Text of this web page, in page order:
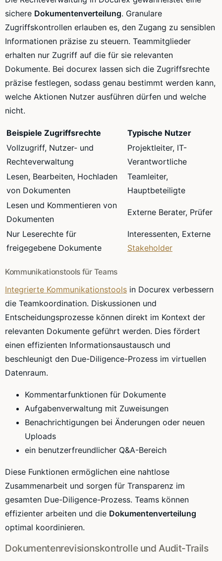
sichere Dokumentenverteilung. Granulare
Zugriffskontrollen erlauben es, den Zugang zu sensiblen
Informationen präzise zu steuern. Teammitglieder
erhalten nur Zugriff auf die für sie relevanten
Dokumente. Bei docurex lassen sich die Zugriffsrechte
präzise festlegen, sodass genau bestimmt werden kann,
welche Aktionen Nutzer ausführen dürfen und welche
nicht.
Beispiele Zugriffsrechte
Typische Nutzer
Vollzugriff, Nutzer- und
Rechteverwaltung
Projektleiter, IT-
Verantwortliche
Lesen, Bearbeiten, Hochladen
von Dokumenten
Teamleiter,
Hauptbeteiligte
Lesen und Kommentieren von
Dokumenten
Externe Berater, Prüfer
Nur Leserechte für
freigegebene Dokumente
Interessenten, Externe
Stakeholder
Kommunikationstools für Teams
Integrierte Kommunikationstools in Docurex verbessern
die Teamkoordination. Diskussionen und
Entscheidungsprozesse können direkt im Kontext der
relevanten Dokumente geführt werden. Dies fördert
einen effizienten Informationsaustausch und
beschleunigt den Due-Diligence-Prozess im virtuellen
Datenraum.
Kommentarfunktionen für Dokumente
Aufgabenverwaltung mit Zuweisungen
Benachrichtigungen bei Änderungen oder neuen
Uploads
ein benutzerfreundlicher Q&A-Bereich
Diese Funktionen ermöglichen eine nahtlose
Zusammenarbeit und sorgen für Transparenz im
gesamten Due-Diligence-Prozess. Teams können
effizienter arbeiten und die Dokumentenverteilung
optimal koordinieren.
Dokumentenrevisionskontrolle und Audit-Trails